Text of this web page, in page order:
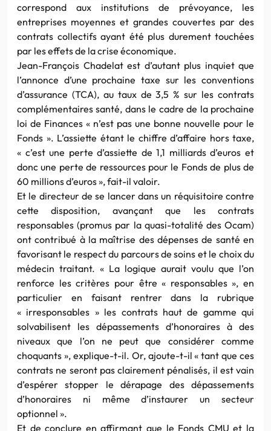
correspond aux institutions de prévoyance, les
entreprises moyennes et grandes couvertes par des
contrats collectifs ayant été plus durement touchées
par les effets de la crise économique.
Jean-François Chadelat est d’autant plus inquiet que
l’annonce d’une prochaine taxe sur les conventions
d’assurance (TCA), au taux de 3,5 % sur les contrats
complémentaires santé, dans le cadre de la prochaine
loi de Finances « n’est pas une bonne nouvelle pour le
Fonds ». L’assiette étant le chiffre d’affaire hors taxe,
« c’est une perte d’assiette de 1,1 milliards d’euros et
donc une perte de ressources pour le Fonds de plus de
60 millions d’euros », fait-il valoir.
Et le directeur de se lancer dans un réquisitoire contre
cette disposition, avançant que les contrats
responsables (promus par la quasi-totalité des Ocam)
ont contribué à la maîtrise des dépenses de santé en
favorisant le respect du parcours de soins et le choix du
médecin traitant. « La logique aurait voulu que l’on
renforce les critères pour être « responsables », en
particulier en faisant rentrer dans la rubrique
« irresponsables » les contrats haut de gamme qui
solvabilisent les dépassements d’honoraires à des
niveaux que l’on ne peut que considérer comme
choquants », explique-t-il. Or, ajoute-t-il « tant que ces
contrats ne seront pas clairement pénalisés, il est vain
d’espérer stopper le dérapage des dépassements
d’honoraires ni même d’instaurer un secteur
optionnel ».
Et de conclure en affirmant que le Fonds CMU et la